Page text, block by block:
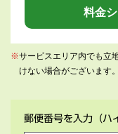
料金
※サービスエリア内でも立
けない場合がございます。
郵便番号を入力 （ハ